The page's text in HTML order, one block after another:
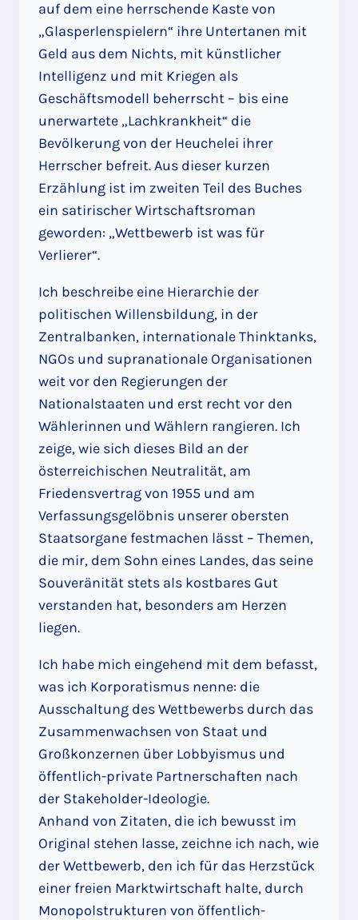
auf dem eine herrschende Kaste von
„Glasperlenspielern“ ihre Untertanen mit
Geld aus dem Nichts, mit künstlicher
Intelligenz und mit Kriegen als
Geschäftsmodell beherrscht – bis eine
unerwartete „Lachkrankheit“ die
Bevölkerung von der Heuchelei ihrer
Herrscher befreit. Aus dieser kurzen
Erzählung ist im zweiten Teil des Buches
ein satirischer Wirtschaftsroman
geworden: „Wettbewerb ist was für
Verlierer“.
Ich beschreibe eine Hierarchie der
politischen Willensbildung, in der
Zentralbanken, internationale Thinktanks,
NGOs und supranationale Organisationen
weit vor den Regierungen der
Nationalstaaten und erst recht vor den
Wählerinnen und Wählern rangieren. Ich
zeige, wie sich dieses Bild an der
österreichischen Neutralität, am
Friedensvertrag von 1955 und am
Verfassungsgelöbnis unserer obersten
Staatsorgane festmachen lässt – Themen,
die mir, dem Sohn eines Landes, das seine
Souveränität stets als kostbares Gut
verstanden hat, besonders am Herzen
liegen.
Ich habe mich eingehend mit dem befasst,
was ich Korporatismus nenne: die
Ausschaltung des Wettbewerbs durch das
Zusammenwachsen von Staat und
Großkonzernen über Lobbyismus und
öffentlich-private Partnerschaften nach
der Stakeholder-Ideologie.
Anhand von Zitaten, die ich bewusst im
Original stehen lasse, zeichne ich nach, wie
der Wettbewerb, den ich für das Herzstück
einer freien Marktwirtschaft halte, durch
Monopolstrukturen von öffentlich-